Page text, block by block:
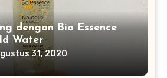
dengan Bio Essence
Water
31, 2020